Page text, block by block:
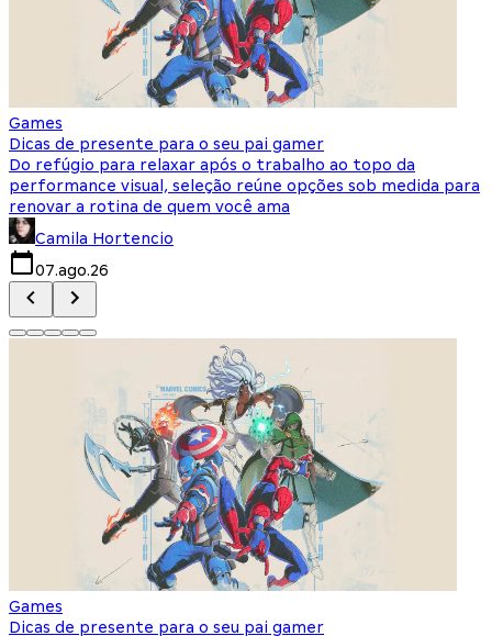
Games
Dicas de presente para o seu pai gamer
Do refúgio para relaxar após o trabalho ao topo da
performance visual, seleção reúne opções sob medida para
renovar a rotina de quem você ama
Camila Hortencio
07.ago.26
Games
Dicas de presente para o seu pai gamer